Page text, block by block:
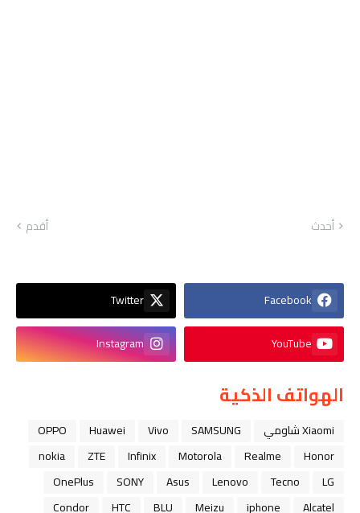
أحدث أقدم
Facebook
Twitter
YouTube
Instagram
الهواتف الذكية
Xiaomi شاومي SAMSUNG
Vivo
Huawei
OPPO
Honor
Realme
Motorola
Infinix
ZTE
nokia
LG
Tecno
Lenovo
Asus
SONY
OnePlus
Alcatel
iphone
Meizu
BLU
HTC
Condor